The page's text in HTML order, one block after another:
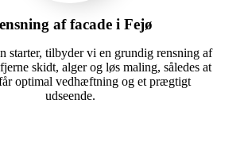
af facade i Fejø
starter, tilbyder vi en grundig rensning af
skidt, alger og løs maling, således at
optimal vedhæftning og et prægtigt
udseende.